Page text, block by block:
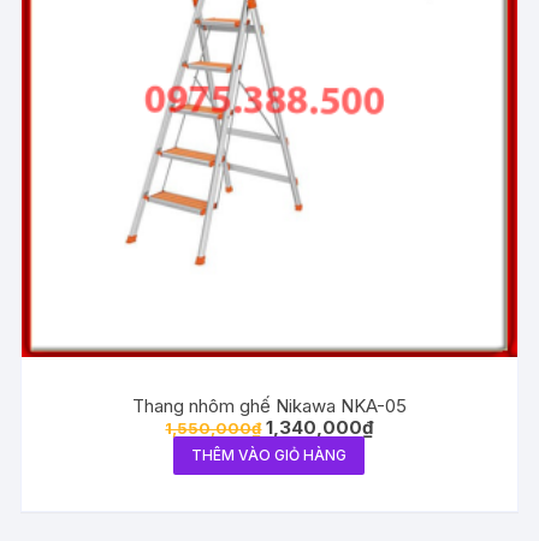
Thang nhôm ghế Nikawa NKA-05
1,550,000₫ 1,340,000₫
THÊM VÀO GIỎ HÀNG